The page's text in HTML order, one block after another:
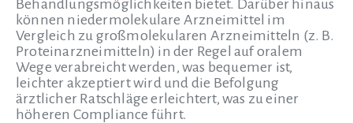
Behandlungsmöglichkeiten bietet. Darüber hinaus
können niedermolekulare Arzneimittel im
Vergleich zu großmolekularen Arzneimitteln (z. B.
Proteinarzneimitteln) in der Regel auf oralem
Wege verabreicht werden, was bequemer ist,
leichter akzeptiert wird und die Befolgung
ärztlicher Ratschläge erleichtert, was zu einer
höheren Compliance führt.